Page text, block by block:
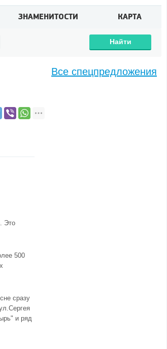
ЗНАМЕНИТОСТИ КАРТА
Найти
Это
500
сразу
и ряд
Все спецпредложения